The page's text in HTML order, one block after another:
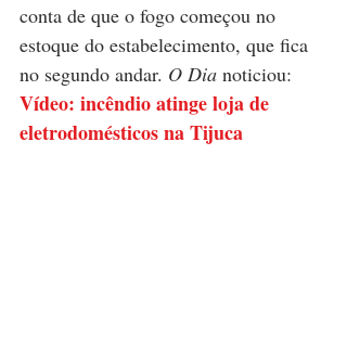
conta de que o fogo começou no
estoque do estabelecimento, que fica
no segundo andar. O Dia noticiou:
Vídeo: incêndio atinge loja de
eletrodomésticos na Tijuca